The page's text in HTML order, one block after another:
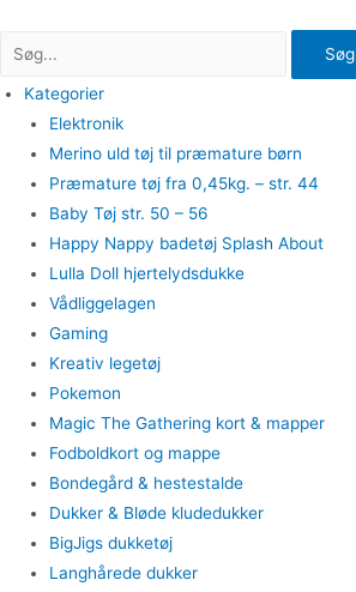
Søg
Kategorier
Elektronik
Merino uld tøj til præmature børn
Præmature tøj fra 0,45kg. – str. 44
Baby Tøj str. 50 – 56
Happy Nappy badetøj Splash About
Lulla Doll hjertelydsdukke
Vådliggelagen
Gaming
Kreativ legetøj
Pokemon
Magic The Gathering kort & mapper
Fodboldkort og mappe
Bondegård & hestestalde
Dukker & Bløde kludedukker
BigJigs dukketøj
Langhårede dukker